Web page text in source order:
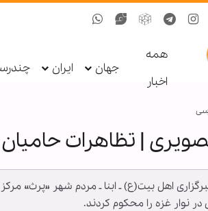
همه
اخبار
جهان ایران
| تظاهرات
اهل بیت(ع) ـ ابنا ـ مردم شهر «پرث»
نوار غزه را محکوم کردند.